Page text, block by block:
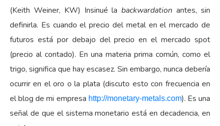
(Keith Weiner, KW) Insinué labackwardation antes, sin
definirla. Es cuando el precio del metal en el mercado de
futuros está por debajo del precio en el mercado spot
(precio al contado). En una materia prima común, como el
trigo, significa que hay escasez. Sin embargo, nunca debería
ocurrir en el oro o la plata (discuto esto con frecuencia en
el blog de mi empresa http://monetary-metals.com). Es una
señal de que el sistema monetario está en decadencia, en